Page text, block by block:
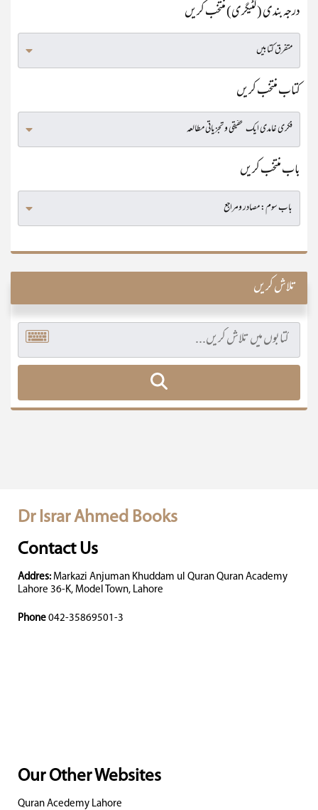
درجہ بندی (کٹیگری) منتخب کریں
کتاب منتخب کریں
باب منتخب کریں
تلاش کریں
Dr Israr Ahmed Books
Contact Us
Addres: Markazi Anjuman Khuddam ul Quran Quran Academy
Lahore 36-K, Model Town, Lahore
Phone 042-35869501-3
Our Other Websites
Quran Acedemy Lahore